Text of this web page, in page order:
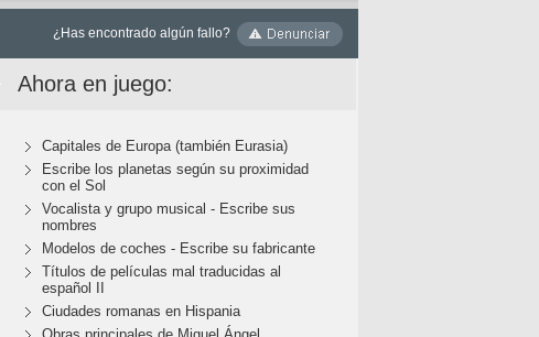
¿Has encontrado algún fallo?
Ahora en juego:
Capitales de Europa (también Eurasia)
Escribe los planetas según su proximidad
con el Sol
Vocalista y grupo musical - Escribe sus
nombres
Modelos de coches - Escribe su fabricante
Títulos de películas mal traducidas al
español II
Ciudades romanas en Hispania